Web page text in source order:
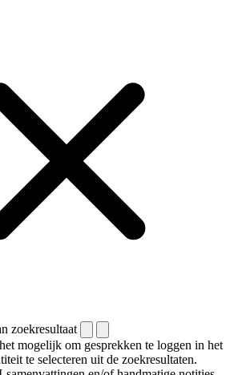
zoekresultaat
mogelijk om gesprekken te loggen in het
te selecteren uit de zoekresultaten.